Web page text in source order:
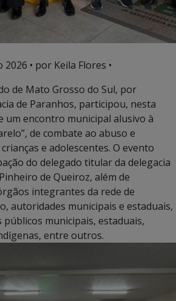
2026 • por Keila Flores •
de Mato Grosso do Sul, por
de Paranhos, participou, nesta
um encontro municipal alusivo à
de combate ao abuso e
e adolescentes. O evento
do delegado titular da delegacia
de Queiroz, além de
integrantes da rede de
autoridades municipais e estaduais,
municipais, estaduais,
entre outros.